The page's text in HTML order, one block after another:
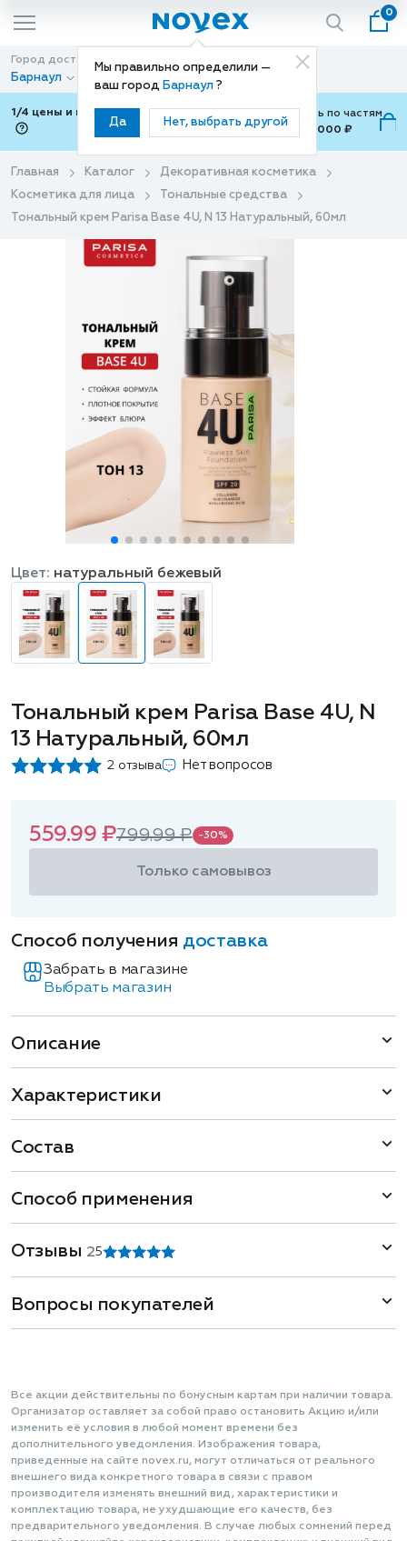
Мы правильно определили —
ваш город Барнаул ?
Да Нет, выбрать другой
0
Город доставки
Барнаул
Способ доставки
Доставка
1/4 цены и покупки ваши с Подели
Можно оплатить по частям
от 700 ₽ до 15,000 ₽
Главная Каталог
Декоративная косметика
Косметика для лица
Тональные средства
Тональный крем Parisa Base 4U, N 13 Натуральный, 60мл
Тональный крем Parisa Base 4U, N
13 Натуральный, 60мл
2 отзыва Нет вопросов
Цвет: натуральный бежевый
559.99 ₽799.99 ₽ -30%
Только самовывоз
Способ получения доставка
Забрать в магазине
Выбрать магазин
Описание
Характеристики
Состав
Способ применения
Отзывы 25
Вопросы покупателей
Все акции действительны по бонусным картам при наличии товара.
Организатор оставляет за собой право остановить Акцию и/или
изменить её условия в любой момент времени без
дополнительного уведомления. Изображения товара,
приведенные на сайте novex.ru, могут отличаться от реального
внешнего вида конкретного товара в связи с правом
производителя изменять внешний вид, характеристики и
комплектацию товара, не ухудшающие его качеств, без
предварительного уведомления. В случае любых сомнений перед